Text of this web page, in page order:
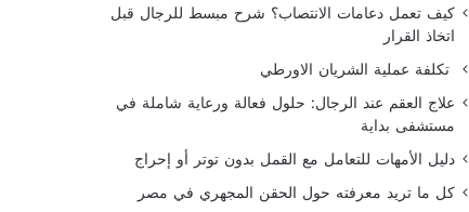
كيف تعمل دعامات الانتصاب؟ شرح مبسط للرجال قبل
اتخاذ القرار
تكلفة عملية الشريان الاورطي
علاج العقم عند الرجال: حلول فعالة ورعاية شاملة في
مستشفى بداية
دليل الأمهات للتعامل مع القمل بدون توتر أو إحراج
كل ما تريد معرفته حول الحقن المجهري في مصر